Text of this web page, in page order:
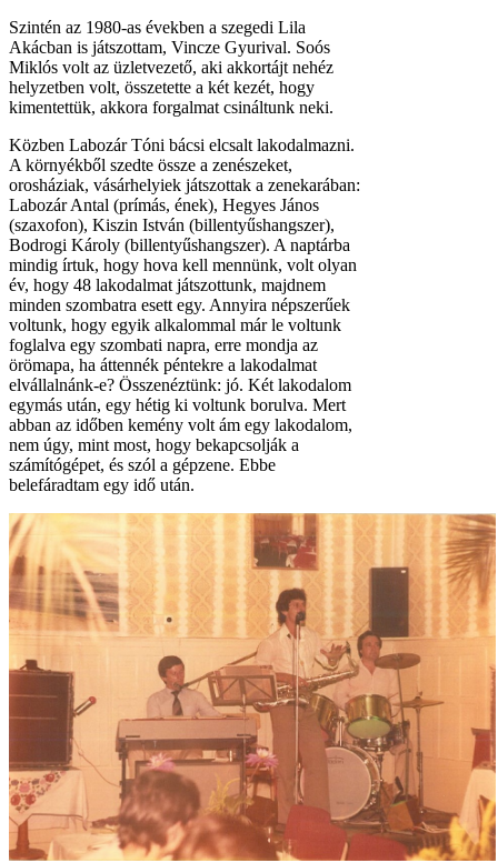
Szintén az 1980-as években a szegedi Lila
Akácban is játszottam, Vincze Gyurival. Soós
Miklós volt az üzletvezető, aki akkortájt nehéz
helyzetben volt, összetette a két kezét, hogy
kimentettük, akkora forgalmat csináltunk neki.
Közben Labozár Tóni bácsi elcsalt lakodalmazni.
A környékből szedte össze a zenészeket,
orosháziak, vásárhelyiek játszottak a zenekarában:
Labozár Antal (prímás, ének), Hegyes János
(szaxofon), Kiszin István (billentyűshangszer),
Bodrogi Károly (billentyűshangszer). A naptárba
mindig írtuk, hogy hova kell mennünk, volt olyan
év, hogy 48 lakodalmat játszottunk, majdnem
minden szombatra esett egy. Annyira népszerűek
voltunk, hogy egyik alkalommal már le voltunk
foglalva egy szombati napra, erre mondja az
örömapa, ha áttennék péntekre a lakodalmat
elvállalnánk-e? Összenéztünk: jó. Két lakodalom
egymás után, egy hétig ki voltunk borulva. Mert
abban az időben kemény volt ám egy lakodalom,
nem úgy, mint most, hogy bekapcsolják a
számítógépet, és szól a gépzene. Ebbe
belefáradtam egy idő után.